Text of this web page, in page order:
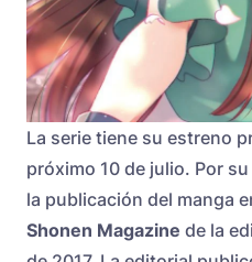
La serie tiene su estreno
próximo 10 de julio. Por
la publicación del manga
Shonen Magazine de la